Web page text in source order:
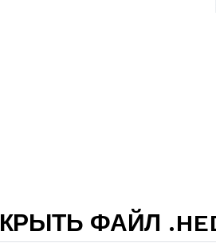
ФАЙЛ